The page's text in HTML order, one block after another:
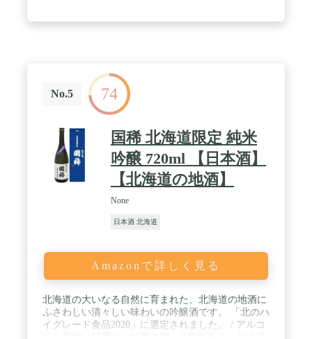
No.5 74
国稀 北海道限定 純米
吟醸 720ml 【日本酒】
【北海道の地酒】
None
日本酒 北海道
Amazonで詳しく見る
北海道の大いなる自然に育まれた、北海道の地酒に
ふさわしい清々しい味わいの吟醸酒です。 「北のハ
イグレード食品2020」に選定されました。 / アルコ